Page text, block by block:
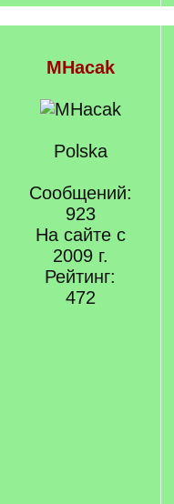
MHacak
Polska
Сообщений:
923
На сайте с
2009 г.
Рейтинг:
472